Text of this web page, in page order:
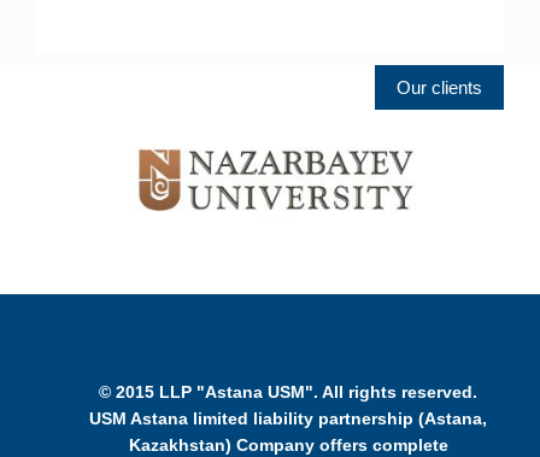
Our clients
© 2015 LLP "Astana USM". All rights reserved.
USM Astana limited liability partnership (Astana,
Kazakhstan) Company offers complete